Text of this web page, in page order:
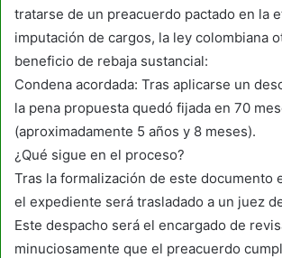
tratarse de un preacuerdo pactado en la
imputación de cargos, la ley colombiana
beneficio de rebaja sustancial:
Condena acordada: Tras aplicarse un
la pena propuesta quedó fijada en 70
(aproximadamente 5 años y 8 meses).
¿Qué sigue en el proceso?
Tras la formalización de este documento
el expediente será trasladado a un juez
Este despacho será el encargado de
minuciosamente que el preacuerdo